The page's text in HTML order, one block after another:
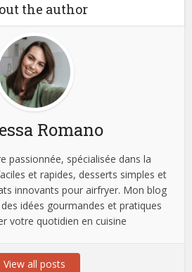
the author
Romano
passionnée, spécialisée dans la
et rapides, desserts simples et
innovants pour airfryer. Mon blog
idées gourmandes et pratiques
votre quotidien en cuisine
View all posts